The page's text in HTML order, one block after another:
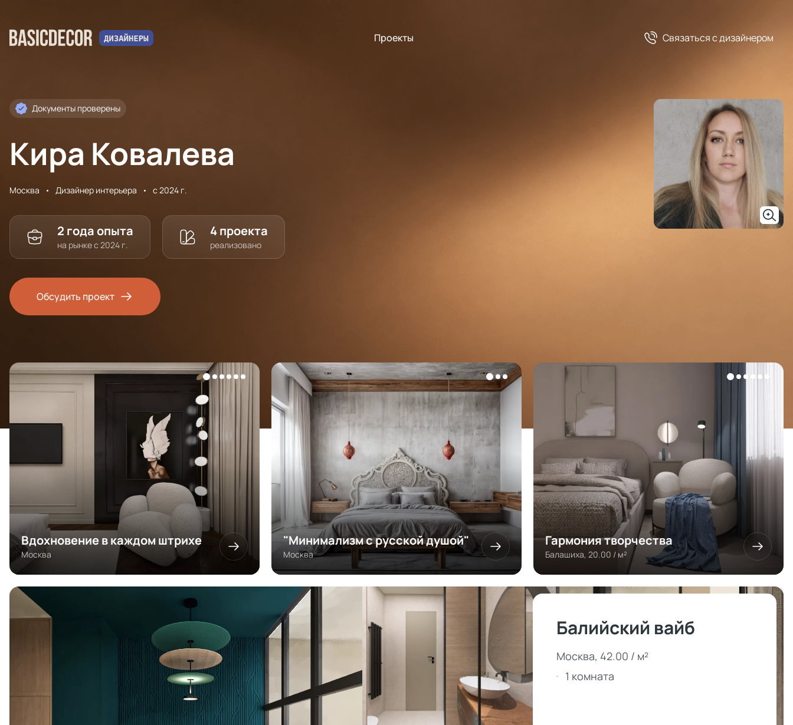
Проекты Связаться c дизайнером
Документы проверены
Кира Ковалева
Москва Дизайнер интерьера с 2024 г.
2 года опыта
на рынке с 2024 г.
4 проекта
реализовано
Обсудить проект
Вдохновение в каждом штрихе
Москва
"Минимализм с русской душой"
Москва
Гармония творчества
Балашиха, 20.00 / м²
Балийский вайб
Москва, 42.00 / м²
1 комната